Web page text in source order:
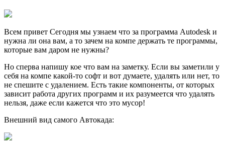
Всем привет Сегодня мы узнаем что за программа Autodesk и
нужна ли она вам, а то зачем на компе держать те программы,
которые вам даром не нужны?
Но сперва напишу кое что вам на заметку. Если вы заметили у
себя на компе какой-то софт и вот думаете, удалять или нет, то
не спешите с удалением. Есть такие компоненты, от которых
зависит работа других программ и их разумеется что удалять
нельзя, даже если кажется что это мусор!
Внешний вид самого Автокада: